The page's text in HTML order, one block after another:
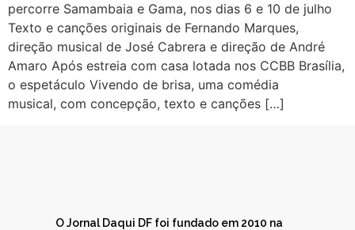
percorre Samambaia e Gama, nos dias 6 e 10 de julho
Texto e canções originais de Fernando Marques,
direção musical de José Cabrera e direção de André
Amaro Após estreia com casa lotada nos CCBB Brasília,
o espetáculo Vivendo de brisa, uma comédia
musical, com concepção, texto e canções […]
O Jornal Daqui DF foi fundado em 2010 na